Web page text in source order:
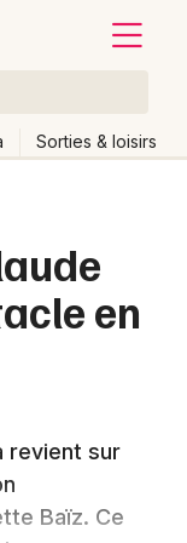
Sorties & loisirs
en
revient sur
Baïz. Ce
Autre